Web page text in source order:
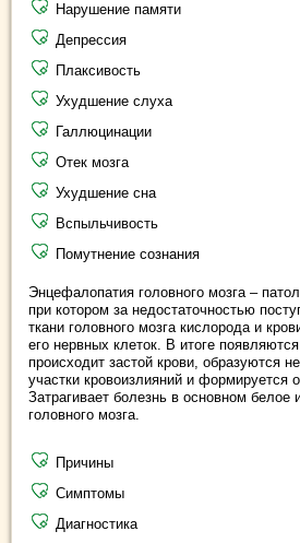
Нарушение памяти
Депрессия
Плаксивость
Ухудшение слуха
Галлюцинации
Отек мозга
Ухудшение сна
Вспыльчивость
Помутнение сознания
Энцефалопатия головного мозга –
при котором за недостаточностью
ткани головного мозга кислорода и
его нервных клеток. В итоге
происходит застой крови, образуются
участки кровоизлияний и формируется
Затрагивает болезнь в основном белое
головного мозга.
Причины
Симптомы
Диагностика